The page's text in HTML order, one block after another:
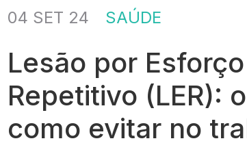
04 SET 24 SAÚDE
Lesão por Esforço
Repetitivo (LER):
como evitar no